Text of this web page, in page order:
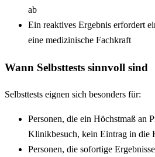
ab
Ein reaktives Ergebnis erfordert
eine medizinische Fachkraft
Wann Selbsttests sinnvoll sind
Selbsttests eignen sich besonders für:
Personen, die ein Höchstmaß an
Klinikbesuch, kein Eintrag in die
Personen, die sofortige